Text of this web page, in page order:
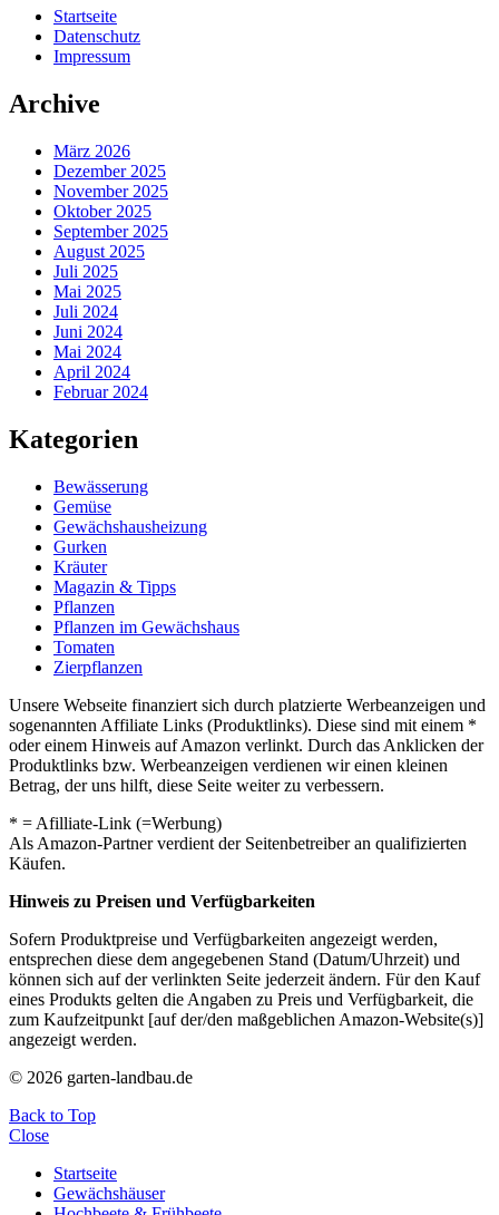
Startseite
Datenschutz
Impressum
Archive
März 2026
Dezember 2025
November 2025
Oktober 2025
September 2025
August 2025
Juli 2025
Mai 2025
Juli 2024
Juni 2024
Mai 2024
April 2024
Februar 2024
Kategorien
Bewässerung
Gemüse
Gewächshausheizung
Gurken
Kräuter
Magazin & Tipps
Pflanzen
Pflanzen im Gewächshaus
Tomaten
Zierpflanzen
Unsere Webseite finanziert sich durch platzierte Werbeanzeigen und
sogenannten Affiliate Links (Produktlinks). Diese sind mit einem *
oder einem Hinweis auf Amazon verlinkt. Durch das Anklicken der
Produktlinks bzw. Werbeanzeigen verdienen wir einen kleinen
Betrag, der uns hilft, diese Seite weiter zu verbessern.
* = Afilliate-Link (=Werbung)
Als Amazon-Partner verdient der Seitenbetreiber an qualifizierten
Käufen.
Hinweis zu Preisen und Verfügbarkeiten
Sofern Produktpreise und Verfügbarkeiten angezeigt werden,
entsprechen diese dem angegebenen Stand (Datum/Uhrzeit) und
können sich auf der verlinkten Seite jederzeit ändern. Für den Kauf
eines Produkts gelten die Angaben zu Preis und Verfügbarkeit, die
zum Kaufzeitpunkt [auf der/den maßgeblichen Amazon-Website(s)]
angezeigt werden.
© 2026 garten-landbau.de
Back to Top
Close
Startseite
Gewächshäuser